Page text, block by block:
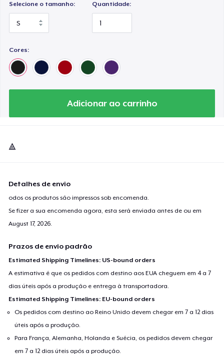
Selecione o tamanho: Quantidade:
Cores:
Adicionar ao carrinho
🔺
Detalhes de envio
odos os produtos são impressos sob encomenda.
Se fizer a sua encomenda agora, esta será enviada antes de ou em
August 17, 2026.
Prazos de envio padrão
Estimated Shipping Timelines: US-bound orders
A estimativa é que os pedidos com destino aos EUA cheguem em 4 a 7
dias úteis após a produção e entrega à transportadora.
Estimated Shipping Timelines: EU-bound orders
Os pedidos com destino ao Reino Unido devem chegar em 7 a 12 dias
úteis após a produção.
Para França, Alemanha, Holanda e Suécia, os pedidos devem chegar
em 7 a 12 dias úteis após a produção.